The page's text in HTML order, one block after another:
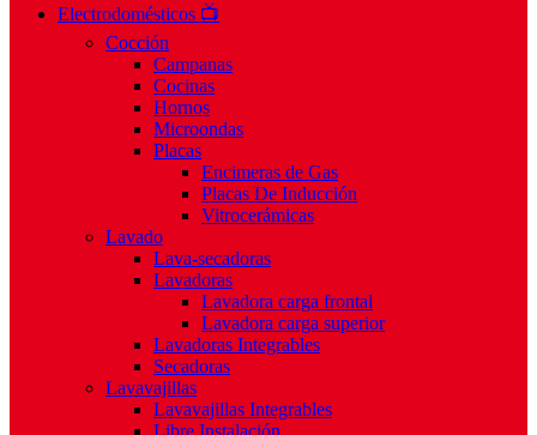
Electrodomésticos 📺
Cocción
Campanas
Cocinas
Hornos
Microondas
Placas
Encimeras de Gas
Placas De Inducción
Vitrocerámicas
Lavado
Lava-secadoras
Lavadoras
Lavadora carga frontal
Lavadora carga superior
Lavadoras Integrables
Secadoras
Lavavajillas
Lavavajillas Integrables
Libre Instalación